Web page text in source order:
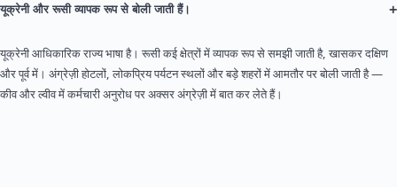
यूक्रेनी और रूसी व्यापक रूप से बोली जाती हैं। +
यूक्रेनी आधिकारिक राज्य भाषा है। रूसी कई क्षेत्रों में व्यापक रूप से समझी जाती है, खासकर दक्षिण
और पूर्व में। अंग्रेज़ी होटलों, लोकप्रिय पर्यटन स्थलों और बड़े शहरों में आमतौर पर बोली जाती है —
कीव और ल्वीव में कर्मचारी अनुरोध पर अक्सर अंग्रेज़ी में बात कर लेते हैं।